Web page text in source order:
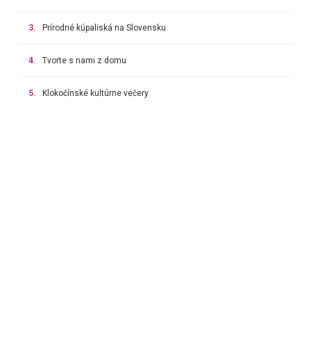
3. Prírodné kúpaliská na Slovensku
4. Tvorte s nami z domu
5. Klokočínské kultúrne večery